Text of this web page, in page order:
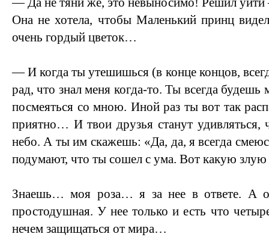
Она не хотела, чтобы Маленький принц
очень гордый цветок…
— И когда ты утешишься (в конце концов,
рад, что знал меня когда-то. Ты всегда будешь
посмеяться со мною. Иной раз ты вот так
приятно… И твои друзья станут удивляться,
небо. А ты им скажешь: «Да, да, я всегда
подумают, что ты сошел с ума. Вот какую
Знаешь… моя роза… я за нее в ответе. А
простодушная. У нее только и есть что
нечем защищаться от мира…